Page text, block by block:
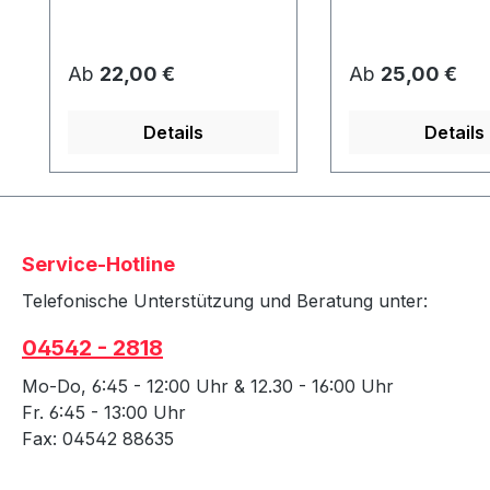
angeschraubt und
vor Abrieb &
Regulärer Preis:
Ab 22,00 €
Details
angebracht
Regulärer Preis:
Ab 25,00 €
Details
Service-Hotline
Telefonische Unterstützung und Beratung unter:
04542 - 2818
Mo-Do, 6:45 - 12:00 Uhr & 12.30 - 16:00 Uhr
Fr. 6:45 - 13:00 Uhr
Fax: 04542 88635